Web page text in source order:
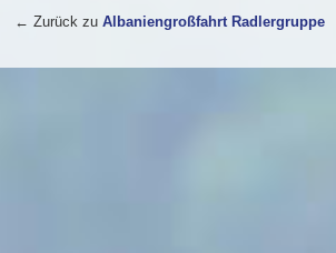
← Zurück zu Albaniengroßfahrt Radlergruppe